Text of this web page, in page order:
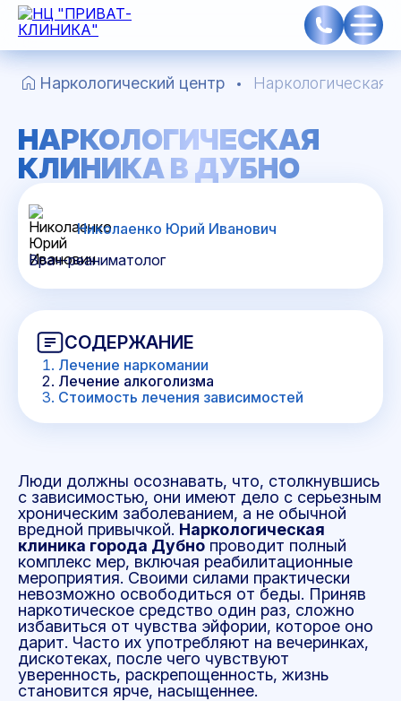
Наркологический центр Наркологическая
НАРКОЛОГИЧЕСКАЯ
КЛИНИКА В ДУБНО
Николаенко Юрий Иванович
Врач-реаниматолог
Люди должны осознавать, что, столкнувшись
с зависимостью, они имеют дело с серьезным
хроническим заболеванием, а не обычной
вредной привычкой. Наркологическая
клиника города Дубно проводит полный
комплекс мер, включая реабилитационные
мероприятия. Своими силами практически
невозможно освободиться от беды. Приняв
наркотическое средство один раз, сложно
избавиться от чувства эйфории, которое оно
дарит. Часто их употребляют на вечеринках,
дискотеках, после чего чувствуют
уверенность, раскрепощенность, жизнь
становится ярче, насыщеннее.
СОДЕРЖАНИЕ
Лечение наркомании
Лечение алкоголизма
Стоимость лечения зависимостей